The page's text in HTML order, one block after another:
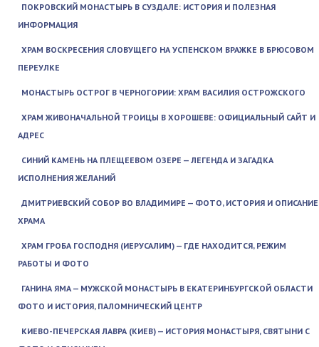
ПОКРОВСКИЙ МОНАСТЫРЬ В СУЗДАЛЕ: ИСТОРИЯ И ПОЛЕЗНАЯ
ИНФОРМАЦИЯ
ХРАМ ВОСКРЕСЕНИЯ СЛОВУЩЕГО НА УСПЕНСКОМ ВРАЖКЕ В БРЮСОВОМ
ПЕРЕУЛКЕ
МОНАСТЫРЬ ОСТРОГ В ЧЕРНОГОРИИ: ХРАМ ВАСИЛИЯ ОСТРОЖСКОГО
ХРАМ ЖИВОНАЧАЛЬНОЙ ТРОИЦЫ В ХОРОШЕВЕ: ОФИЦИАЛЬНЫЙ САЙТ И
АДРЕС
СИНИЙ КАМЕНЬ НА ПЛЕЩЕЕВОМ ОЗЕРЕ — ЛЕГЕНДА И ЗАГАДКА
ИСПОЛНЕНИЯ ЖЕЛАНИЙ
ДМИТРИЕВСКИЙ СОБОР ВО ВЛАДИМИРЕ — ФОТО, ИСТОРИЯ И ОПИСАНИЕ
ХРАМА
ХРАМ ГРОБА ГОСПОДНЯ (ИЕРУСАЛИМ) — ГДЕ НАХОДИТСЯ, РЕЖИМ
РАБОТЫ И ФОТО
ГАНИНА ЯМА — МУЖСКОЙ МОНАСТЫРЬ В ЕКАТЕРИНБУРГСКОЙ ОБЛАСТИ
ФОТО И ИСТОРИЯ, ПАЛОМНИЧЕСКИЙ ЦЕНТР
КИЕВО-ПЕЧЕРСКАЯ ЛАВРА (КИЕВ) — ИСТОРИЯ МОНАСТЫРЯ, СВЯТЫНИ С